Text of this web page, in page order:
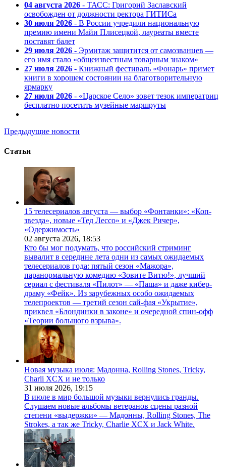
04 августа 2026 - ТАСС: Григорий Заславский
освобожден от должности ректора ГИТИСа
30 июля 2026 - В России учредили национальную
премию имени Майи Плисецкой, лауреаты вместе
поставят балет
29 июля 2026 - Эрмитаж защитится от самозванцев —
его имя стало «общеизвестным товарным знаком»
27 июля 2026 - Книжный фестиваль «Фонарь» примет
книги в хорошем состоянии на благотворительную
ярмарку
27 июля 2026 - «Царское Село» зовет тезок императриц
бесплатно посетить музейные маршруты
Предыдущие новости
Статьи
15 телесериалов августа — выбор «Фонтанки»: «Коп-
звезда», новые «Тед Лессо» и «Джек Ричер»,
«Одержимость»
02 августа 2026, 18:53
Кто бы мог подумать, что российский стриминг
вывалит в середине лета одни из самых ожидаемых
телесериалов года: пятый сезон «Мажора»,
паранормальную комедию «Зовите Витю!», лучший
сериал с фестиваля «Пилот» — «Паша» и даже кибер-
драму «Фейк». Из зарубежных особо ожидаемых
телепроектов — третий сезон сай-фая «Укрытие»,
приквел «Блондинки в законе» и очередной спин-офф
«Теории большого взрыва».
Новая музыка июля: Мадонна, Rolling Stones, Tricky,
Charli XCX и не только
31 июля 2026, 19:15
В июле в мир большой музыки вернулись гранды.
Слушаем новые альбомы ветеранов сцены разной
степени «выдержки» — Мадонны, Rolling Stones, The
Strokes, а так же Tricky, Charlie XCX и Jack White.